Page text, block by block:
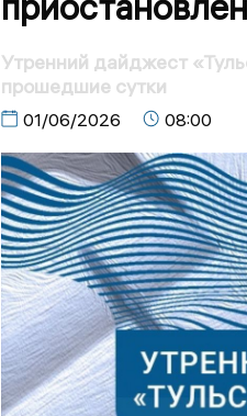
Утренний дайджест
прошедшие сутки
01/06/2026 08:00